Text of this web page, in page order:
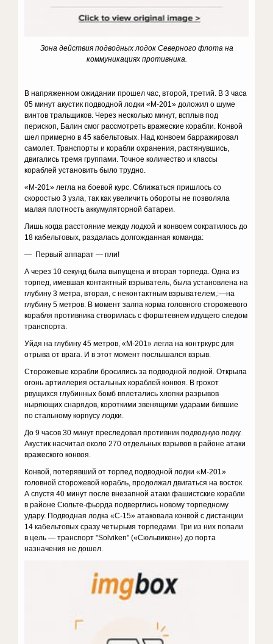
Зона действия подводных лодок Северного флота на
коммуникациях противника.
В напряженном ожидании прошел час, второй, третий. В 3 часа
05 минут акустик подводной лодки «М-201» доложил о шуме
винтов тральщиков. Через несколько минут, всплыв под
перископ, Балин смог рассмотреть вражеские корабли. Конвой
шел примерно в 45 кабельтовых. Над конвоем барражировал
самолет. Транспорты и корабли охранения, растянувшись,
двигались тремя группами. Точное количество и классы
кораблей установить было трудно.
«М-201» легла на боевой курс. Сближаться пришлось со
скоростью 3 узла, так как увеличить обороты не позволяла
малая плотность аккумуляторной батареи.
Лишь когда расстояние между лодкой и конвоем сократилось до
18 кабельтовых, раздалась долгожданная команда:
— Первый аппарат — пли!
А через 10 секунд была выпущена и вторая торпеда. Одна из
торпед, имевшая контактный взрыватель, была установлена на
глубину 3 метра, вторая, с неконтактным взрывателем,:—на
глубину 5 метров. В момент залпа корма головного сторожевого
корабля противника створилась с форштевнем идущего следом
транспорта.
Уйдя на глубину 45 метров, «М-201» легла на контркурс для
отрыва от врага. И в этот момент послышался взрыв.
Сторожевые корабли бросились за подводной лодкой. Открыла
огонь артиллерия остальных кораблей конвоя. В грохот
рвущихся глубинных бомб вплетались хлопки разрывов
ныряющих снарядов, короткими звенящими ударами бившие
по стальному корпусу лодки.
До 9 часов 30 минут преследовал противник подводную лодку.
Акустик насчитал около 270 отдельных взрывов в районе атаки
вражеского конвоя.
Конвой, потерявший от торпед подводной лодки «М-201»
головной сторожевой корабль, продолжал двигаться на восток.
А спустя 40 минут после внезапной атаки фашистские корабли
в районе Сюльте-фьорда подверглись новому торпедному
удару. Подводная лодка «С-15» атаковала конвой с дистанции
14 кабельтовых сразу четырьмя торпедами. Три из них попали
в цель — транспорт "Solviken" («Сюльвикен») до порта
назначения не дошел.